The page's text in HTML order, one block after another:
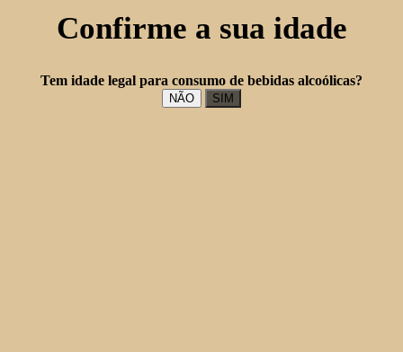
Confirme a sua idade
Tem idade legal para consumo de bebidas alcoólicas?
NÃO SIM